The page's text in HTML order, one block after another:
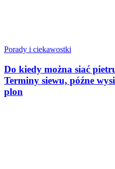
Porady i ciekawostki
Do kiedy można siać
Terminy siewu, późne
plon